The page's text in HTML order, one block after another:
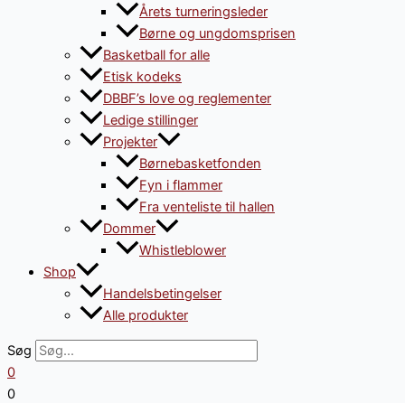
Årets turneringsleder
Børne og ungdomsprisen
Basketball for alle
Etisk kodeks
DBBF’s love og reglementer
Ledige stillinger
Projekter
Børnebasketfonden
Fyn i flammer
Fra venteliste til hallen
Dommer
Whistleblower
Shop
Handelsbetingelser
Alle produkter
Søg
0
0